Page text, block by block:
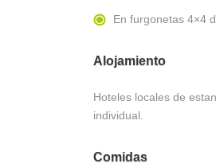
En furgonetas 4×4
Alojamiento
Hoteles locales de
individual.
Comidas